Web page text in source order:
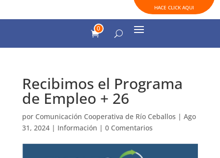
HACE CLICK AQUI
0
Recibimos el Programa
de Empleo + 26
por Comunicación Cooperativa de Río Ceballos | Ago
31, 2024| Información | 0 Comentarios